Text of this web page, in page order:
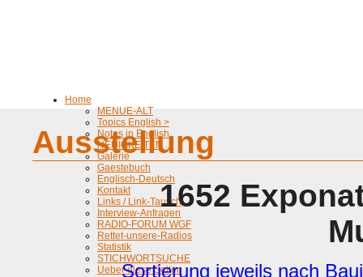
Home
MENUE-ALT
Topics English >
Notes in English
NEUIGKEITEN
Galerie
Gaestebuch
Englisch-Deutsch
Kontakt
Links / Link-Tausch
Interview-Anfragen
RADIO-FORUM WGF
Rettet-unsere-Radios
Statistik
STICHWORTSUCHE
Ueber diese Seiten
Ausstellung
1652
Sortierung jeweils nach